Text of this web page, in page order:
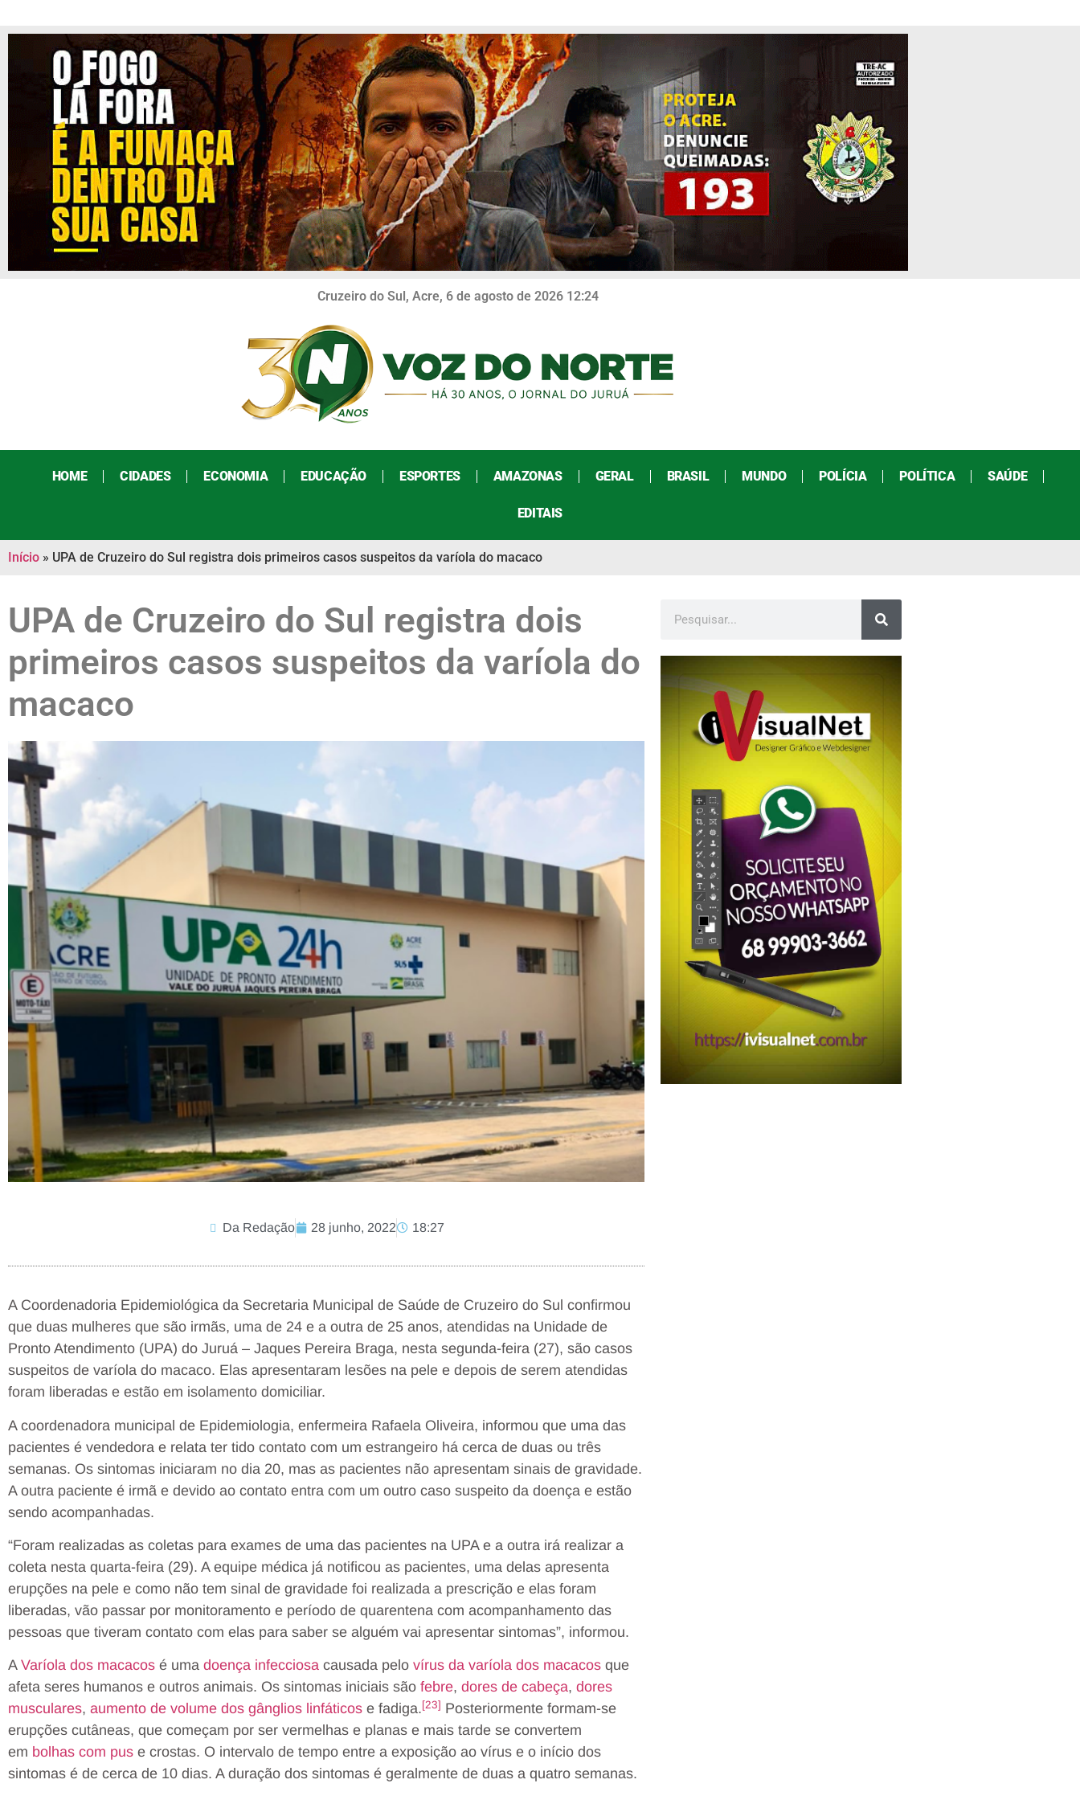
Cruzeiro do Sul, Acre, 6 de agosto de 2026 12:24
HOME CIDADES ECONOMIA EDUCAÇÃO ESPORTES AMAZONAS GERAL BRASIL MUNDO POLÍCIA POLÍTICA SAÚDE
EDITAIS
Início » UPA de Cruzeiro do Sul registra dois primeiros casos suspeitos da varíola do macaco
UPA de Cruzeiro do Sul registra dois
primeiros casos suspeitos da varíola do
macaco
Da Redação 28 junho, 2022 18:27
A Coordenadoria Epidemiológica da Secretaria Municipal de Saúde de Cruzeiro do Sul confirmou
que duas mulheres que são irmãs, uma de 24 e a outra de 25 anos, atendidas na Unidade de
Pronto Atendimento (UPA) do Juruá – Jaques Pereira Braga, nesta segunda-feira (27), são casos
suspeitos de varíola do macaco. Elas apresentaram lesões na pele e depois de serem atendidas
foram liberadas e estão em isolamento domiciliar.
A coordenadora municipal de Epidemiologia, enfermeira Rafaela Oliveira, informou que uma das
pacientes é vendedora e relata ter tido contato com um estrangeiro há cerca de duas ou três
semanas. Os sintomas iniciaram no dia 20, mas as pacientes não apresentam sinais de gravidade.
A outra paciente é irmã e devido ao contato entra com um outro caso suspeito da doença e estão
sendo acompanhadas.
“Foram realizadas as coletas para exames de uma das pacientes na UPA e a outra irá realizar a
coleta nesta quarta-feira (29). A equipe médica já notificou as pacientes, uma delas apresenta
erupções na pele e como não tem sinal de gravidade foi realizada a prescrição e elas foram
liberadas, vão passar por monitoramento e período de quarentena com acompanhamento das
pessoas que tiveram contato com elas para saber se alguém vai apresentar sintomas”, informou.
A Varíola dos macacos é uma doença infecciosa causada pelo vírus da varíola dos macacos que
afeta seres humanos e outros animais. Os sintomas iniciais são febre, dores de cabeça, dores
musculares, aumento de volume dos gânglios linfáticos e fadiga.[23] Posteriormente formam-se
erupções cutâneas, que começam por ser vermelhas e planas e mais tarde se convertem
em bolhas com pus e crostas. O intervalo de tempo entre a exposição ao vírus e o início dos
sintomas é de cerca de 10 dias. A duração dos sintomas é geralmente de duas a quatro semanas.